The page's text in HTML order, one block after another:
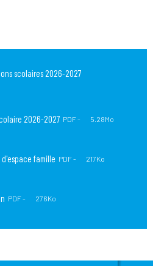
scolaires 2026-2027
2026-2027 PDF 5.28Mo
famille PDF 217Ko
PDF 276Ko